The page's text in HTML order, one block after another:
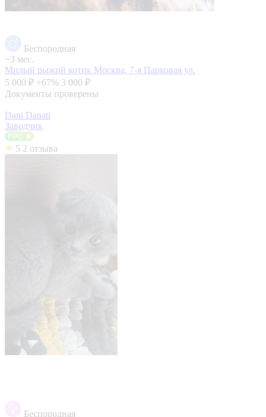
Беспородная
~3 мес.
Милый рыжий котик Москва, 7-я Парковая ул.
5 000 ₽ +67% 3 000 ₽
Документы проверены
Dani Danati
Заводчик
5 2 отзыва
Беспородная